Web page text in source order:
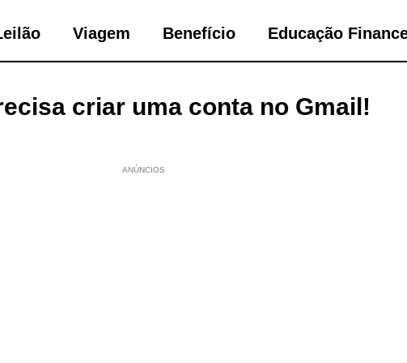
Viagem Benefício Educação
criar uma conta no Gmail!
ANÚNCIOS